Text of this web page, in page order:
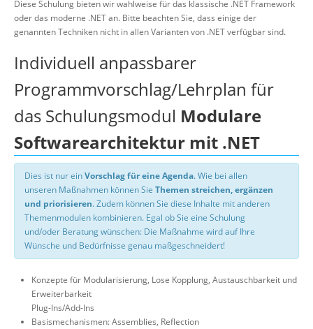
Diese Schulung bieten wir wahlweise für das klassische .NET Framework
oder das moderne .NET an. Bitte beachten Sie, dass einige der
genannten Techniken nicht in allen Varianten von .NET verfügbar sind.
Individuell anpassbarer
Programmvorschlag/Lehrplan für
das Schulungsmodul Modulare
Softwarearchitektur mit .NET
Dies ist nur einVorschlag für eine Agenda. Wie bei allen
unseren Maßnahmen können Sie Themen streichen, ergänzen
und priorisieren. Zudem können Sie diese Inhalte mit anderen
Themenmodulen kombinieren. Egal ob Sie eine Schulung
und/oder Beratung wünschen: Die Maßnahme wird auf Ihre
Wünsche und Bedürfnisse genau maßgeschneidert!
Konzepte für Modularisierung, Lose Kopplung, Austauschbarkeit und
Erweiterbarkeit
Plug-Ins/Add-Ins
Basismechanismen: Assemblies, Reflection